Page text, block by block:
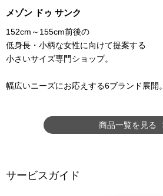
メゾン ドゥ サンク
152cm～155cm前後の
低身長・小柄な女性に向けて提案する
小さいサイズ専門ショップ。
幅広いニーズにお応えする6ブランド展開。
商品一覧を見る
サービスガイド